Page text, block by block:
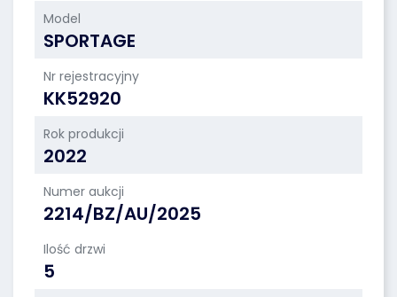
Model
SPORTAGE
Nr rejestracyjny
KK52920
Rok produkcji
2022
Numer aukcji
2214/BZ/AU/2025
Ilość drzwi
5